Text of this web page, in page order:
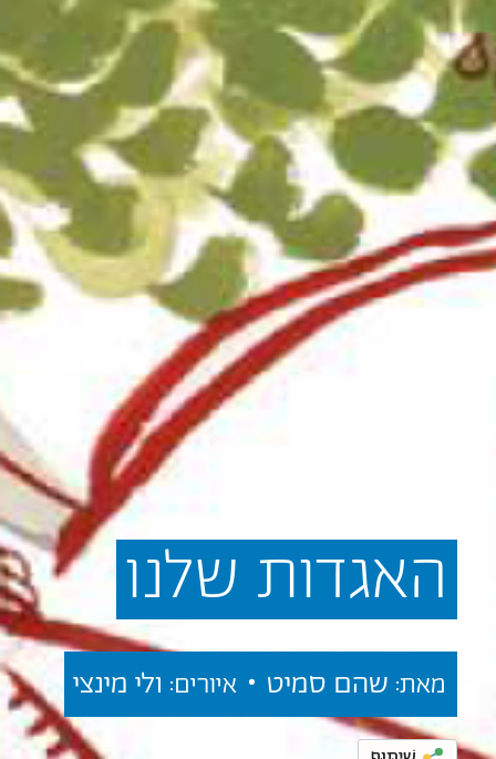
האגדות שלנו
מאת: שהם סמיט • איורים: ולי מינצי